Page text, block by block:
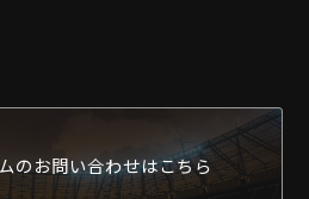
のお問い合わせはこちら